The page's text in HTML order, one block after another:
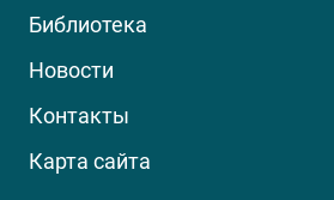
Библиотека
Новости
Контакты
Карта сайта